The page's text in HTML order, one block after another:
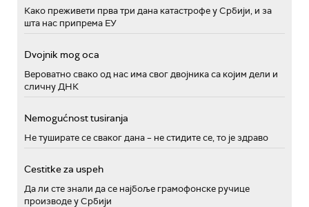
Како преживети прва три дана катастрофе у Србији, и за
шта нас припрема ЕУ
Dvojnik mog oca
Вероватно свако од нас има свог двојника са којим дели и
сличну ДНК
Nemogućnost tusiranja
Не туширате се сваког дана – не стидите се, то је здраво
Cestitke za uspeh
Да ли сте знали да се најбоље грамофонске ручице
производе у Србији